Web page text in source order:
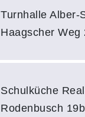
Turnhalle Alber-
Haagscher Weg
Schulküche
Rodenbusch